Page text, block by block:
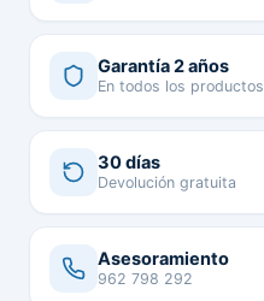
Garantía 2 años
En todos los productos
30 días
Devolución gratuita
Asesoramiento
962 798 292